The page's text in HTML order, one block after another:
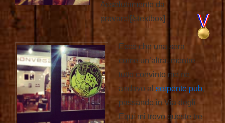
Assolutamente da
provare! [/stextbox]
Ecco che una sera
come un’altra, mentre
tutto convinto me ne
andavo al serpente pub,
passando in Via degli
Equi mi trovo queste tre